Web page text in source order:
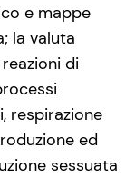
e mappe
la valuta
di
respirazione
ed
sessuata